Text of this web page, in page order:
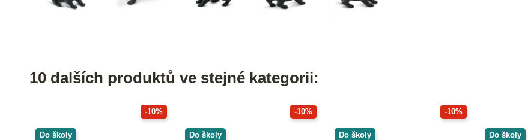
10 dalších produktů ve stejné kategorii:
-10%
Do školy
-10%
Do školy
-10%
Do školy Do školy